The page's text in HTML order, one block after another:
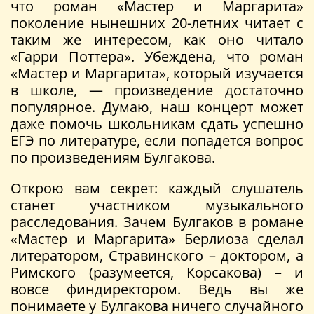
что роман «Мастер и Маргарита»
поколение нынешних 20-летних читает с
таким же интересом, как оно читало
«Гарри Поттера». Убеждена, что роман
«Мастер и Маргарита», который изучается
в школе, — произведение достаточно
популярное. Думаю, наш концерт может
даже помочь школьникам сдать успешно
ЕГЭ по литературе, если попадется вопрос
по произведениям Булгакова.
Открою вам секрет: каждый слушатель
станет участником музыкального
расследования. Зачем Булгаков в романе
«Мастер и Маргарита» Берлиоза сделал
литератором, Стравинского – доктором, а
Римского (разумеется, Корсакова) – и
вовсе финдиректором. Ведь вы же
понимаете у Булгакова ничего случайного